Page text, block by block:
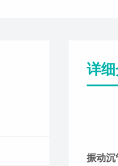
详
振动沉